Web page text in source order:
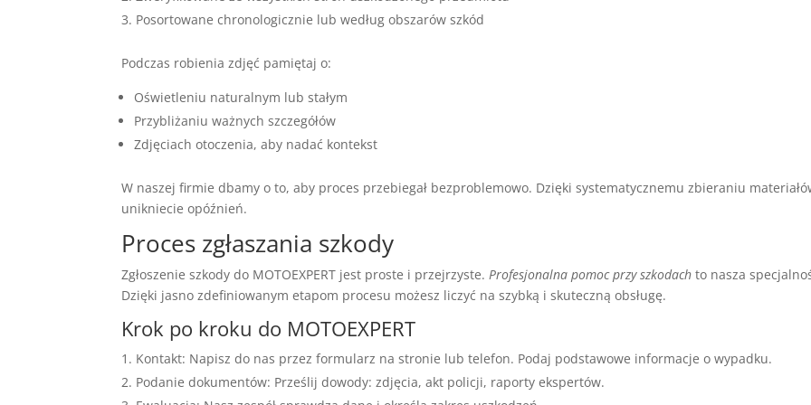
Posortowane chronologicznie lub według obszarów szkód
Podczas robienia zdjęć pamiętaj o:
Oświetleniu naturalnym lub stałym
Przybliżaniu ważnych szczegółów
Zdjęciach otoczenia, aby nadać kontekst
W naszej firmie dbamy o to, aby proces przebiegał bezproblemowo. Dzięki systematycznemu zbieraniu
unikniecie opóźnień.
Proces zgłaszania szkody
Zgłoszenie szkody do MOTOEXPERT jest proste i przejrzyste.Profesjonalna pomoc przy szkodach to nasza
Dzięki jasno zdefiniowanym etapom procesu możesz liczyć na szybką i skuteczną obsługę.
Krok po kroku do MOTOEXPERT
Kontakt: Napisz do nas przez formularz na stronie lub telefon. Podaj podstawowe informacje o wypadku.
Podanie dokumentów: Prześlij dowody: zdjęcia, akt policji, raporty ekspertów.